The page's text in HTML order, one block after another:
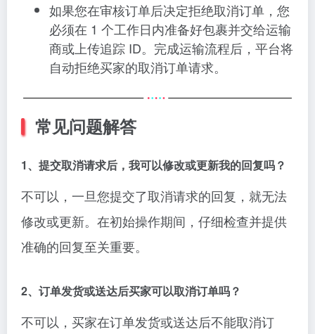
如果您在审核订单后决定拒绝取消订单，您
必须在 1 个工作日内准备好包裹并交给运输
商或上传追踪 ID。完成运输流程后，平台将
自动拒绝买家的取消订单请求。
常见问题解答
1、提交取消请求后，我可以修改或更新我的回复吗？
不可以，一旦您提交了取消请求的回复，就无法
修改或更新。在初始操作期间，仔细检查并提供
准确的回复至关重要。
2、订单发货或送达后买家可以取消订单吗？
不可以，买家在订单发货或送达后不能取消订